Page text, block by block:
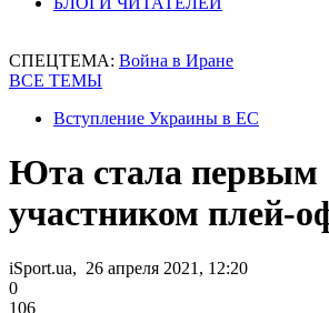
СПЕЦТЕМА: Война в Иране
ВСЕ ТЕМЫ
Вступление Украины в ЕС
Юта стала первым
участником плей-
iSport.ua, 26 апреля 2021, 12:20
0
106